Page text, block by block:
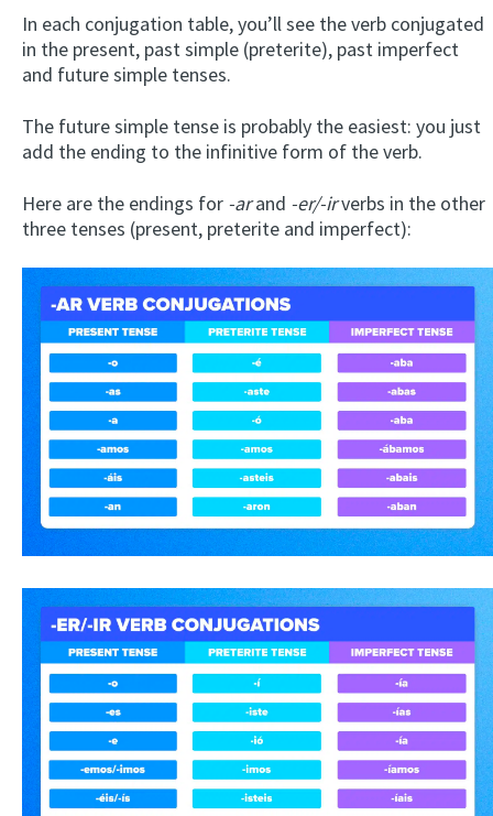
In each conjugation table, you’ll see the verb conjugated
in the present, past simple (preterite), past imperfect
and future simple tenses.
The future simple tense is probably the easiest: you just
add the ending to the infinitive form of the verb.
Here are the endings for -arand -er/-irverbs in the other
three tenses (present, preterite and imperfect):